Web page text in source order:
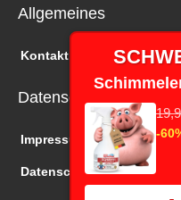
Allgemeines
Kontakt
Datenschutz
Impressum
Datenschutz
-